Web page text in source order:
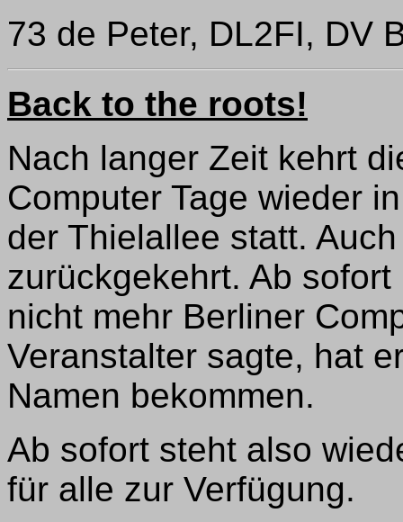
73 de Peter, DL2FI, DV
Back to the roots!
Nach langer Zeit kehrt
Computer Tage wieder
der Thielallee statt.
zurückgekehrt. Ab
nicht mehr Berliner
Veranstalter sagte, hat
Namen bekommen.
Ab sofort steht also
für alle zur Verfügung.